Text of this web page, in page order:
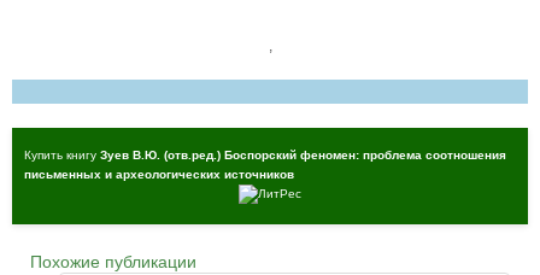
,
Купить книгу Зуев В.Ю. (отв.ред.) Боспорский феномен: проблема соотношения
письменных и археологических источников
Похожие публикации